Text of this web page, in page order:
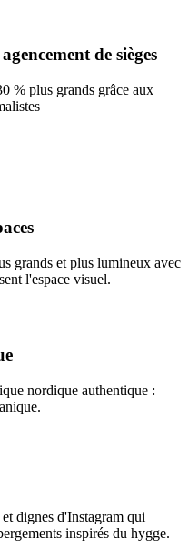
de sièges
% plus grands grâce aux
grands et plus lumineux avec
l'espace visuel.
nordique authentique :
dignes d'Instagram qui
inspirés du hygge.